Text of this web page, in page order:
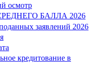
осмотр
БАЛЛА 2026
заявлений 2026
кредитование в